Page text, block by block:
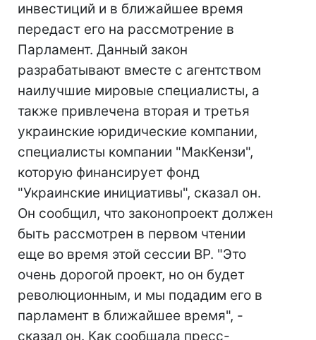
инвестиций и в ближайшее время
передаст его на рассмотрение в
Парламент. Данный закон
разрабатывают вместе с агентством
наилучшие мировые специалисты, а
также привлечена вторая и третья
украинские юридические компании,
специалисты компании "МакКензи",
которую финансирует фонд
"Украинские инициативы", сказал он.
Он сообщил, что законопроект должен
быть рассмотрен в первом чтении
еще во время этой сессии ВР. "Это
очень дорогой проект, но он будет
революционным, и мы подадим его в
парламент в ближайшее время", -
сказал он. Как сообщала пресс-